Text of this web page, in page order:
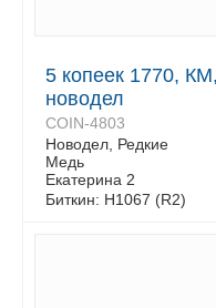
5 копеек 1770,
новодел
COIN-4803
Новодел, Редкие
Медь
Екатерина 2
Биткин: Н1067 (R2)